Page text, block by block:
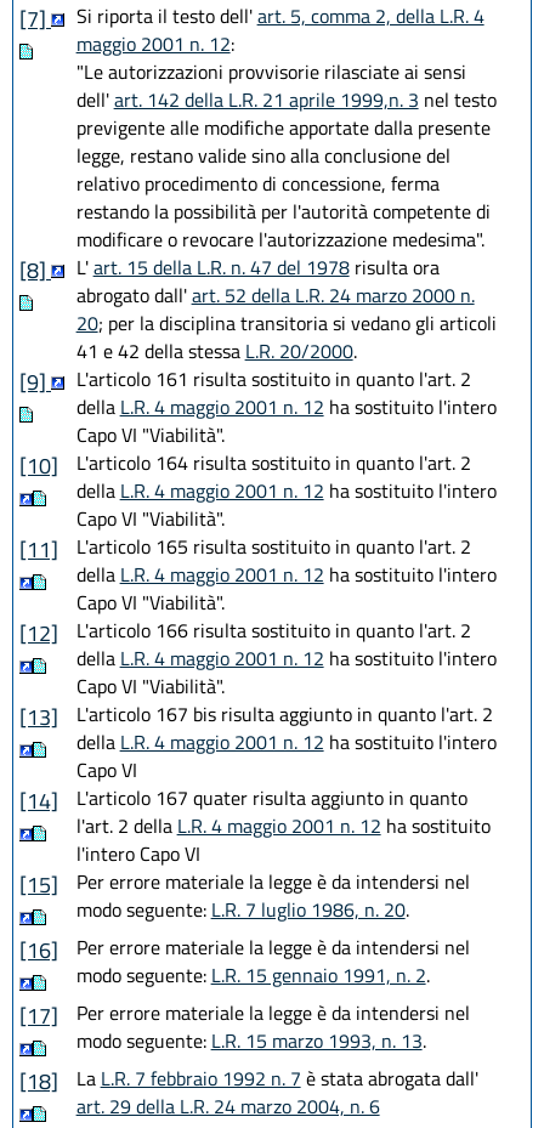
[7] Si riporta il testo dell'art. 5, comma 2, della L.R. 4
maggio 2001 n. 12:
"Le autorizzazioni provvisorie rilasciate ai sensi
dell'art. 142 della L.R. 21 aprile 1999,n. 3 nel testo
previgente alle modifiche apportate dalla presente
legge, restano valide sino alla conclusione del
relativo procedimento di concessione, ferma
restando la possibilità per l'autorità competente di
modificare o revocare l'autorizzazione medesima".
[8] L'art. 15 della L.R. n. 47 del 1978risulta ora
abrogato dall'art. 52 della L.R. 24 marzo 2000 n.
20; per la disciplina transitoria si vedano gli articoli
41 e 42 della stessa L.R. 20/2000.
[9]
L'articolo 161 risulta sostituito in quanto l'art. 2
della L.R. 4 maggio 2001 n. 12 ha sostituito l'intero
Capo VI "Viabilità".
[10]
L'articolo 164 risulta sostituito in quanto l'art. 2
della L.R. 4 maggio 2001 n. 12 ha sostituito l'intero
Capo VI "Viabilità".
[11]
L'articolo 165 risulta sostituito in quanto l'art. 2
della L.R. 4 maggio 2001 n. 12 ha sostituito l'intero
Capo VI "Viabilità".
[12]
L'articolo 166 risulta sostituito in quanto l'art. 2
della L.R. 4 maggio 2001 n. 12 ha sostituito l'intero
Capo VI "Viabilità".
[13]
L'articolo 167 bis risulta aggiunto in quanto l'art. 2
della L.R. 4 maggio 2001 n. 12 ha sostituito l'intero
Capo VI
[14]
L'articolo 167 quater risulta aggiunto in quanto
l'art. 2 della L.R. 4 maggio 2001 n. 12 ha sostituito
l'intero Capo VI
[15]
Per errore materiale la legge è da intendersi nel
modo seguente: L.R. 7 luglio 1986, n. 20.
[16]
Per errore materiale la legge è da intendersi nel
modo seguente: L.R. 15 gennaio 1991, n. 2.
[17]
Per errore materiale la legge è da intendersi nel
modo seguente: L.R. 15 marzo 1993, n. 13.
[18] La L.R. 7 febbraio 1992 n. 7 è stata abrogata dall'
art. 29 della L.R. 24 marzo 2004, n. 6